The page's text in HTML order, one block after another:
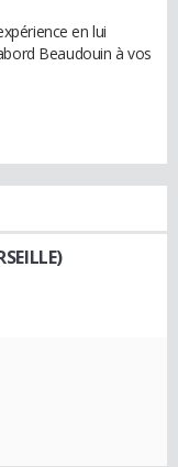
en lui
Beaudouin à vos